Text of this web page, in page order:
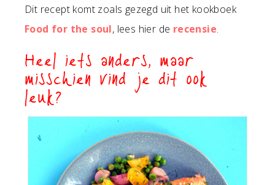
Dit recept komt zoals gezegd uit het kookboek
Food for the soul, lees hier de recensie.
Heel iets anders, maar
misschien vind je dit ook
leuk?